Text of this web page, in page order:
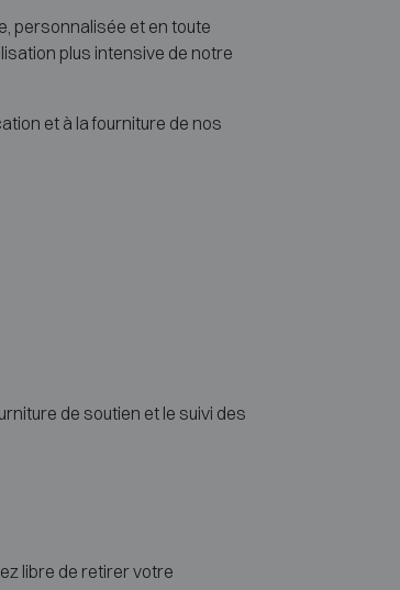
personnalisée et en toute
plus intensive de notre
et à la fourniture de nos
de soutien et le suivi des
libre de retirer votre